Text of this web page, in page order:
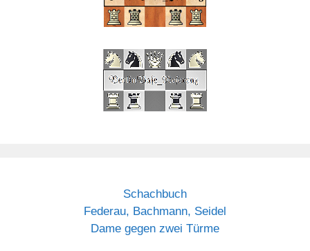
Schachbuch
Federau, Bachmann, Seidel
Dame gegen zwei Türme